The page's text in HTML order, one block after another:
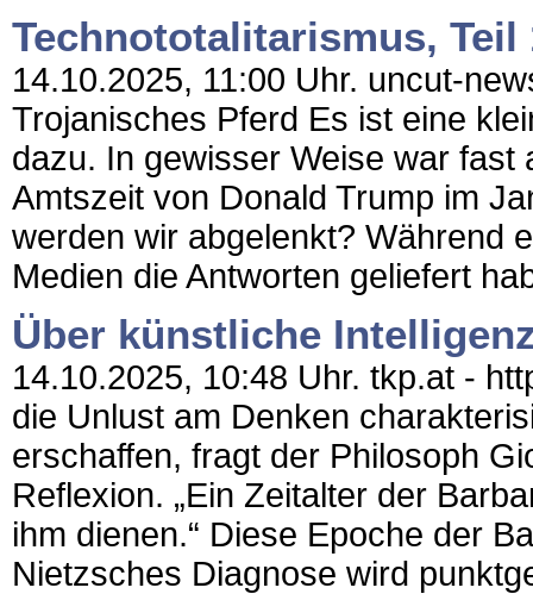
Technototalitarismus, Teil
14.10.2025, 11:00 Uhr. uncut-
Trojanisches Pferd Es ist eine
dazu. In gewisser Weise war
Amtszeit von Donald Trump im
werden wir abgelenkt? Während
Medien die Antworten geliefert
Über künstliche
14.10.2025, 10:48 Uhr. tkp.at -
die Unlust am Denken
erschaffen, fragt der Philosoph
Reflexion. „Ein Zeitalter der
ihm dienen.“ Diese Epoche der
Nietzsches Diagnose wird